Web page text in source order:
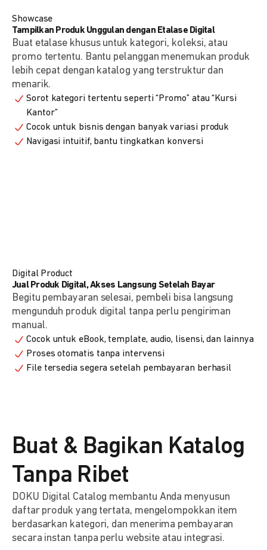
Showcase
Tampilkan Produk Unggulan dengan Etalase Digital
Buat etalase khusus untuk kategori, koleksi, atau
promo tertentu. Bantu pelanggan menemukan produk
lebih cepat dengan katalog yang terstruktur dan
menarik.
Sorot kategori tertentu seperti “Promo” atau “Kursi
Kantor”
Cocok untuk bisnis dengan banyak variasi produk
Navigasi intuitif, bantu tingkatkan konversi
Digital Product
Jual Produk Digital, Akses Langsung Setelah Bayar
Begitu pembayaran selesai, pembeli bisa langsung
mengunduh produk digital tanpa perlu pengiriman
manual.
Cocok untuk eBook, template, audio, lisensi, dan lainnya
Proses otomatis tanpa intervensi
File tersedia segera setelah pembayaran berhasil
Buat & Bagikan Katalog
Tanpa Ribet
DOKU Digital Catalog membantu Anda menyusun
daftar produk yang tertata, mengelompokkan item
berdasarkan kategori, dan menerima pembayaran
secara instan tanpa perlu website atau integrasi.